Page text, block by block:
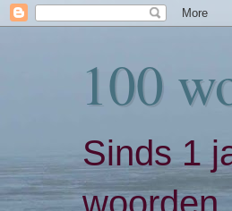
100
Sinds 1